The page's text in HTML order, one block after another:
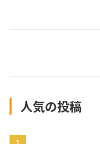
人気の投稿